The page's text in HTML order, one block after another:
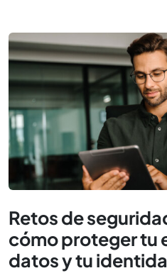
Retos de
cómo proteger tu
datos y tu